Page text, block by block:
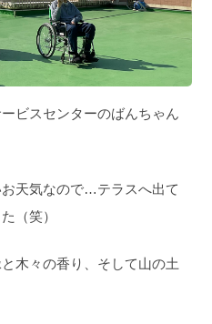
ビスセンターのばんちゃん
天気なので…テラスへ出て
（笑）
木々の香り、そして山の土